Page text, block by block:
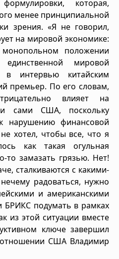
которая,
менее принципиальной
зрения. «Я не говорил,
на мировой экономике:
положении
мировой
интервью китайским
премьер. По его словам,
влияет на
сами США, поскольку
нарушению финансовой
хотел, чтобы все, что я
как такая огульная
то замазать грязью. Нет!
сталкиваются с какими-
радоваться, нужно
и американскими
БРИКС подумать в рамках
из этой ситуации вместе
ключе завершил
отношении США Владимир